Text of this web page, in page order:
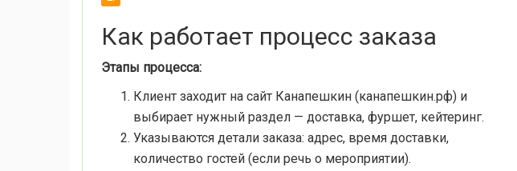
Как работает процесс заказа
Этапы процесса:
Клиент заходит на сайт Канапешкин (канапешкин.рф) и
выбирает нужный раздел — доставка, фуршет, кейтеринг.
Указываются детали заказа: адрес, время доставки,
количество гостей (если речь о мероприятии).